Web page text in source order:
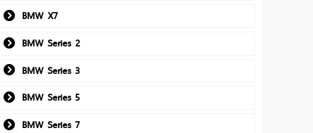
BMW X7
BMW Series 2
BMW Series 3
BMW Series 5
BMW Series 7